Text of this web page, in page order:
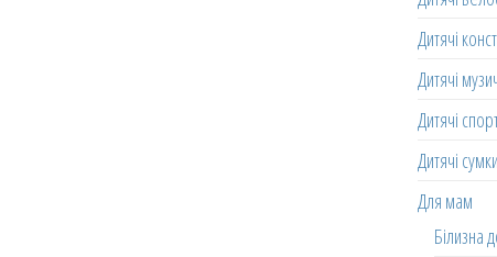
Дитячі
Дитячі
Дитячі
Дитячі
Для мам
Білизна